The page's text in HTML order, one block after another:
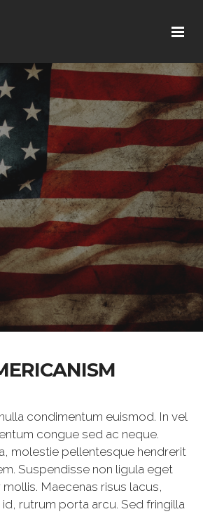
condimentum euismod. In vel
congue sed ac neque.
molestie pellentesque hendrerit
Suspendisse non ligula eget
Maecenas risus lacus,
id, rutrum porta arcu. Sed fringilla